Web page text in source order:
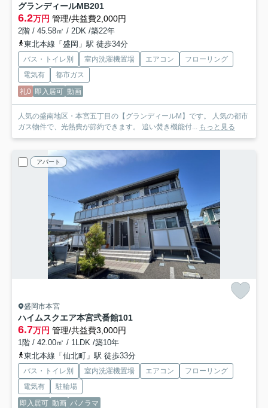
グランディールMB201
6.2万円 管理/共益費2,000円
2階 / 45.58㎡ / 2DK /築22年
東北本線「盛岡」駅 徒歩34分
バス・トイレ別 室内洗濯機置場 エアコン
フローリング
電気有
都市ガス
礼0 即入居可 動画
人気の盛南地区・本宮五丁目の【グランディールM】です。 人気の都市
ガス物件で、光熱費が節約できます。 追い焚き機能付... もっと見る
アパート
盛岡市本宮
ハイムスクエア本宮弐番館101
6.7万円 管理/共益費3,000円
1階 / 42.00㎡ / 1LDK /築10年
東北本線「仙北町」駅 徒歩33分
バス・トイレ別 室内洗濯機置場 エアコン
フローリング
電気有
駐輪場
即入居可 動画 パノラマ